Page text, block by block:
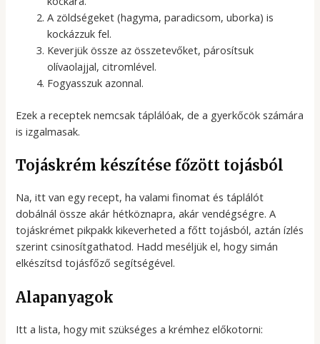
A zöldségeket (hagyma, paradicsom, uborka) is
kockázzuk fel.
Keverjük össze az összetevőket, párosítsuk
olívaolajjal, citromlével.
Fogyasszuk azonnal.
Ezek a receptek nemcsak táplálóak, de a gyerkőcök számára
is izgalmasak.
Tojáskrém készítése főzött tojásból
Na, itt van egy recept, ha valami finomat és táplálót
dobálnál össze akár hétköznapra, akár vendégségre. A
tojáskrémet pikpakk kikeverheted a főtt tojásból, aztán ízlés
szerint csinosítgathatod. Hadd meséljük el, hogy simán
elkészítsd tojásfőző segítségével.
Alapanyagok
Itt a lista, hogy mit szükséges a krémhez előkotorni: